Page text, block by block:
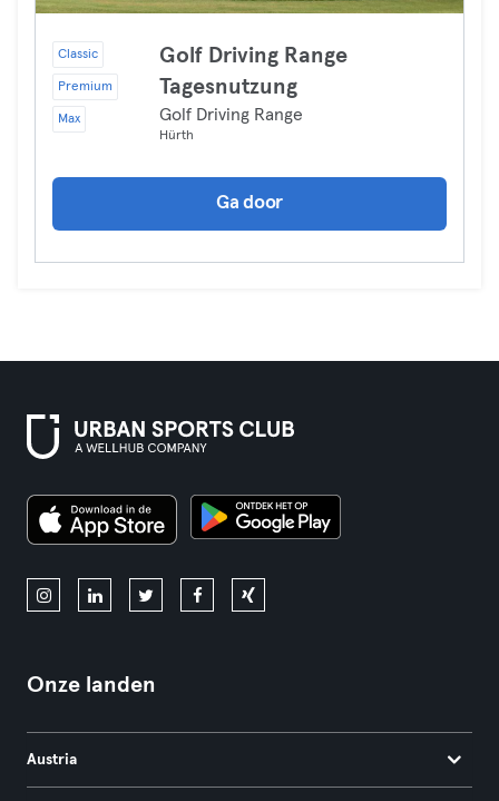
Classic
Premium
Max
Golf Driving Range
Tagesnutzung
Golf Driving Range
Hürth
Ga door
Onze landen
Austria